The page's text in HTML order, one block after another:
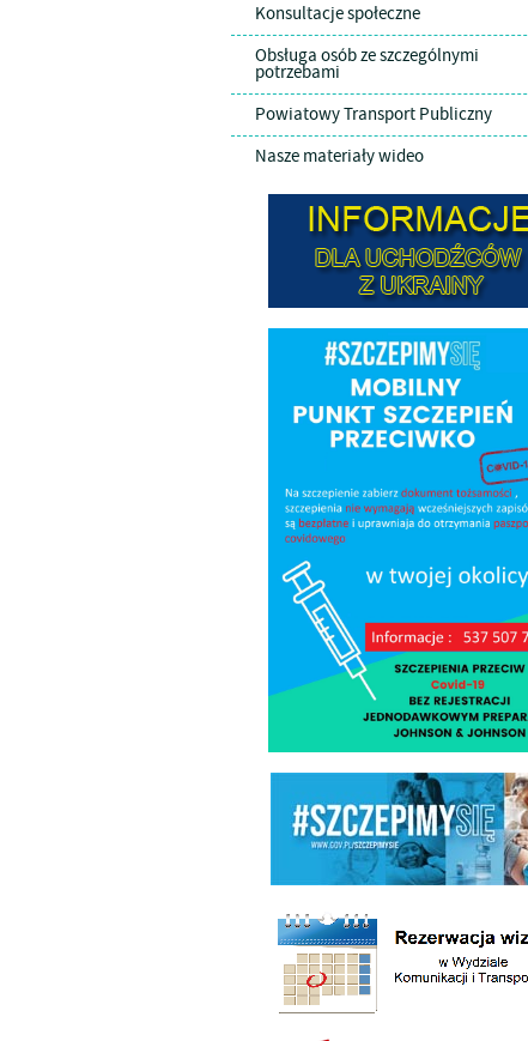
Konsultacje społeczne
Obsługa osób ze szczególnymi
potrzebami
Powiatowy Transport Publiczny
Nasze materiały wideo